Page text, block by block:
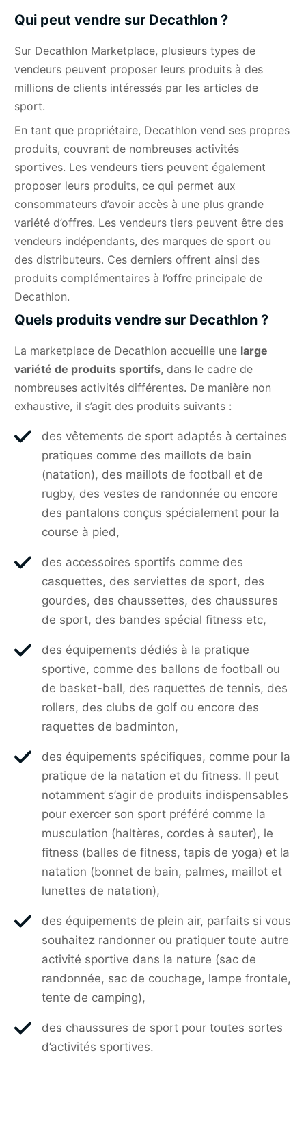
Qui peut vendre sur Decathlon ?
Sur Decathlon Marketplace, plusieurs types de
vendeurs peuvent proposer leurs produits à des
millions de clients intéressés par les articles de
sport.
En tant que propriétaire, Decathlon vend ses propres
produits, couvrant de nombreuses activités
sportives. Les vendeurs tiers peuvent également
proposer leurs produits, ce qui permet aux
consommateurs d’avoir accès à une plus grande
variété d’offres. Les vendeurs tiers peuvent être des
vendeurs indépendants, des marques de sport ou
des distributeurs. Ces derniers offrent ainsi des
produits complémentaires à l’offre principale de
Decathlon.
Quels produits vendre sur Decathlon ?
La marketplace de Decathlon accueille une large
variété de produits sportifs, dans le cadre de
nombreuses activités différentes. De manière non
exhaustive, il s’agit des produits suivants :
des vêtements de sport adaptés à certaines
pratiques comme des maillots de bain
(natation), des maillots de football et de
rugby, des vestes de randonnée ou encore
des pantalons conçus spécialement pour la
course à pied,
des accessoires sportifs comme des
casquettes, des serviettes de sport, des
gourdes, des chaussettes, des chaussures
de sport, des bandes spécial fitness etc,
des équipements dédiés à la pratique
sportive, comme des ballons de football ou
de basket-ball, des raquettes de tennis, des
rollers, des clubs de golf ou encore des
raquettes de badminton,
des équipements spécifiques, comme pour la
pratique de la natation et du fitness. Il peut
notamment s’agir de produits indispensables
pour exercer son sport préféré comme la
musculation (haltères, cordes à sauter), le
fitness (balles de fitness, tapis de yoga) et la
natation (bonnet de bain, palmes, maillot et
lunettes de natation),
des équipements de plein air, parfaits si vous
souhaitez randonner ou pratiquer toute autre
activité sportive dans la nature (sac de
randonnée, sac de couchage, lampe frontale,
tente de camping),
des chaussures de sport pour toutes sortes
d’activités sportives.